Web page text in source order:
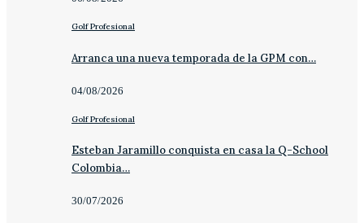
Golf Profesional
Arranca una nueva temporada de la GPM con…
04/08/2026
Golf Profesional
Esteban Jaramillo conquista en casa la Q-School
Colombia…
30/07/2026